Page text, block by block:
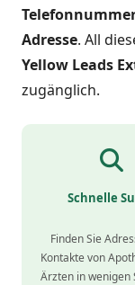
Adresse. All
Yellow Leads
zugänglich.
Schnelle
Finden Sie
Kontakte von
Ärzten in wenigen